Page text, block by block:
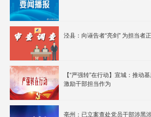
泾县：向诬告者“亮剑” 为担
【“严强转”在行动】宣城：推动
激励干部担当作为
亳州：已立案查处党员干部涉黑